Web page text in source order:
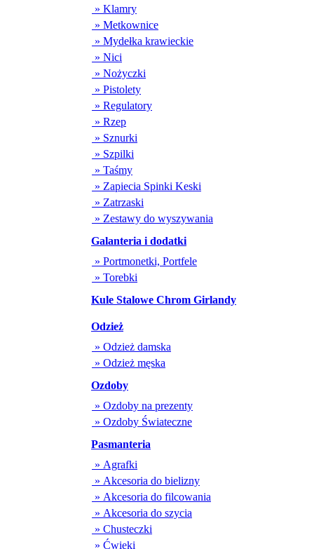
» Klamry
» Metkownice
» Mydełka krawieckie
» Nici
» Nożyczki
» Pistolety
» Regulatory
» Rzep
» Sznurki
» Szpilki
» Taśmy
» Zapiecia Spinki Keski
» Zatrzaski
» Zestawy do wyszywania
Galanteria i dodatki
» Portmonetki, Portfele
» Torebki
Kule Stalowe Chrom Girlandy
Odzież
» Odzież damska
» Odzież męska
Ozdoby
» Ozdoby na prezenty
» Ozdoby Świateczne
Pasmanteria
» Agrafki
» Akcesoria do bielizny
» Akcesoria do filcowania
» Akcesoria do szycia
» Chusteczki
» Ćwieki